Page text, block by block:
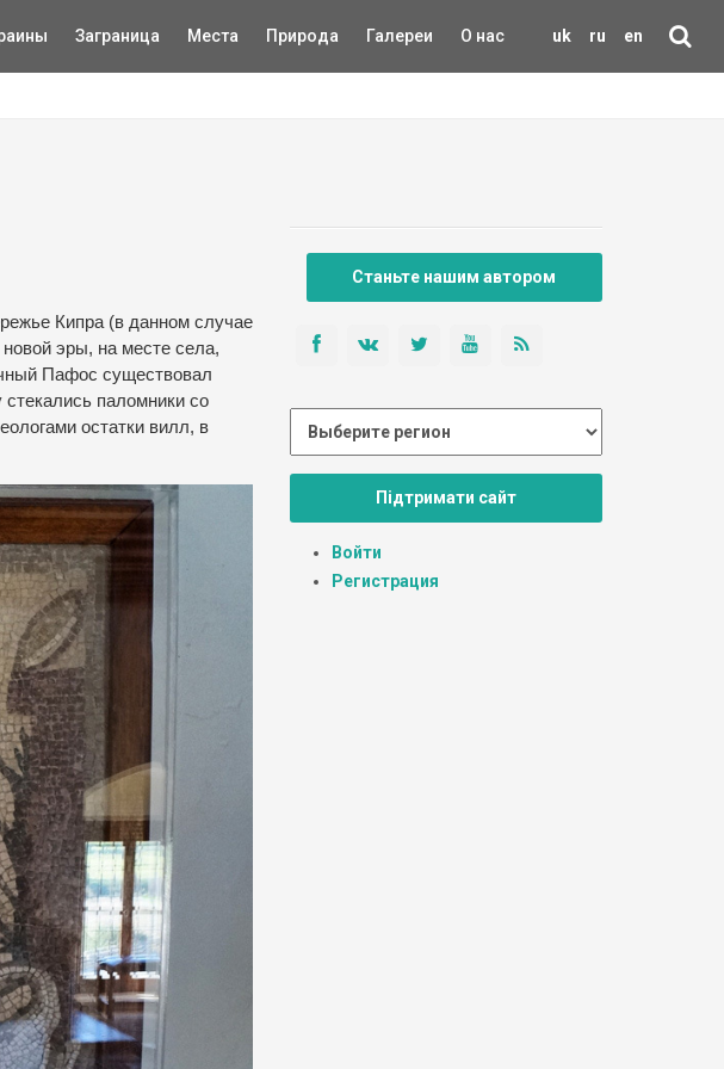
uk ru en
Заграница Места Природа Галереи О нас
Кипра (в данном случае
эры, на месте села,
Пафос существовал
паломники со
остатки вилл, в
Станьте нашим автором
Підтримати сайт
Войти
Регистрация